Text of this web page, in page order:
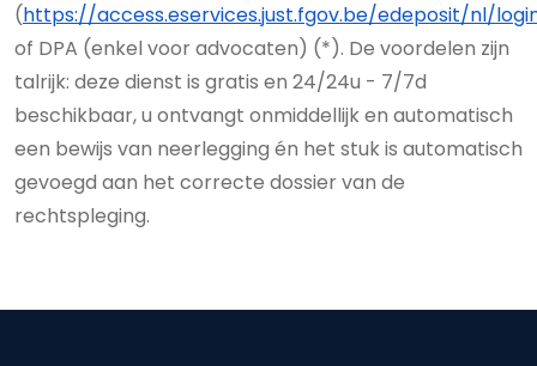
(https://access.eservices.just.fgov.be/edeposit/nl/
of DPA (enkel voor advocaten) (*). De voordelen zijn
talrijk: deze dienst is gratis en 24/24u - 7/7d
beschikbaar, u ontvangt onmiddellijk en automatisch
een bewijs van neerlegging én het stuk is automatisch
gevoegd aan het correcte dossier van de
rechtspleging.